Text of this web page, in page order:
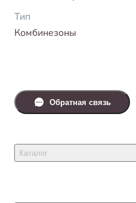
Тип
Комбинезоны
Каталог
Обратная связь